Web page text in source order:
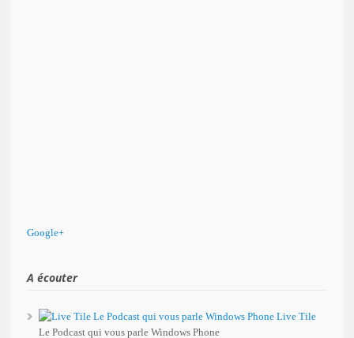
Google+
A écouter
Live Tile
Le Podcast qui vous parle Windows Phone